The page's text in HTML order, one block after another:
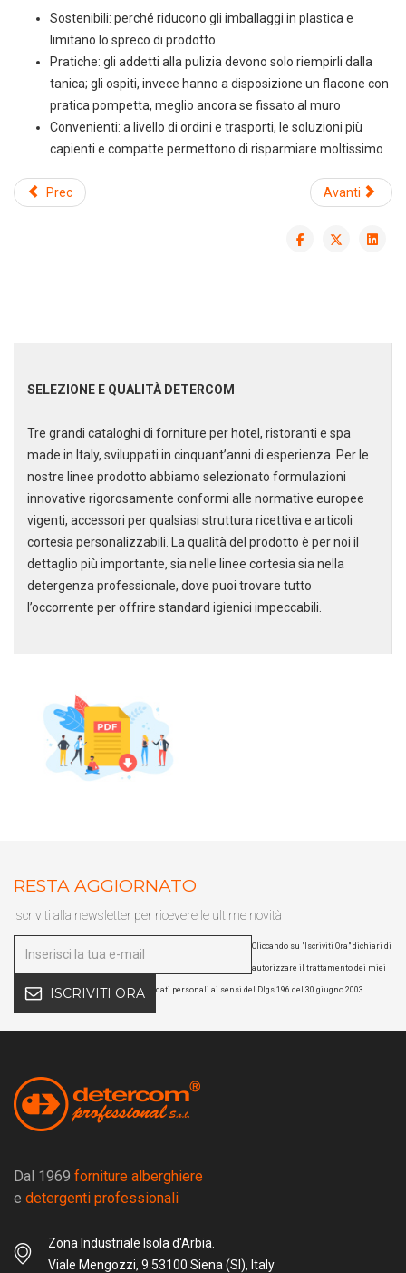
SELEZIONE E QUALITÀ DETERCOM
Tre grandi cataloghi di forniture per hotel, ristoranti e spa
made in Italy, sviluppati in cinquant’anni di esperienza. Per le
nostre linee prodotto abbiamo selezionato formulazioni
innovative rigorosamente conformi alle normative europee
vigenti, accessori per qualsiasi struttura ricettiva e articoli
cortesia personalizzabili. La qualità del prodotto è per noi il
dettaglio più importante, sia nelle linee cortesia sia nella
detergenza professionale, dove puoi trovare tutto
l’occorrente per offrire standard igienici impeccabili.
Sostenibili: perché riducono gli imballaggi in plastica e
limitano lo spreco di prodotto
Pratiche: gli addetti alla pulizia devono solo riempirli dalla
tanica; gli ospiti, invece hanno a disposizione un flacone con
pratica pompetta, meglio ancora se fissato al muro
Convenienti: a livello di ordini e trasporti, le soluzioni più
capienti e compatte permettono di risparmiare moltissimo
Prec Avanti
RESTA AGGIORNATO
Iscriviti alla newsletter per ricevere le ultime novità
ISCRIVITI ORA
Cliccando su "Iscriviti Ora" dichiari di
autorizzare il trattamento dei miei
dati personali ai sensi del Dlgs 196 del 30 giugno 2003
Dal 1969 forniture alberghiere
e detergenti professionali
Zona Industriale Isola d'Arbia.
Viale Mengozzi, 9 53100 Siena (SI), Italy